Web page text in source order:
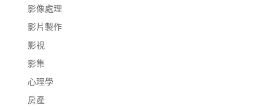
影像處理
影片製作
影視
影集
心理學
房產